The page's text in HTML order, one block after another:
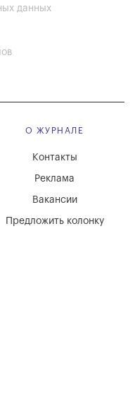
данных
О ЖУРНАЛЕ
Вакансии
Реклама
Контакты
Предложить колонку